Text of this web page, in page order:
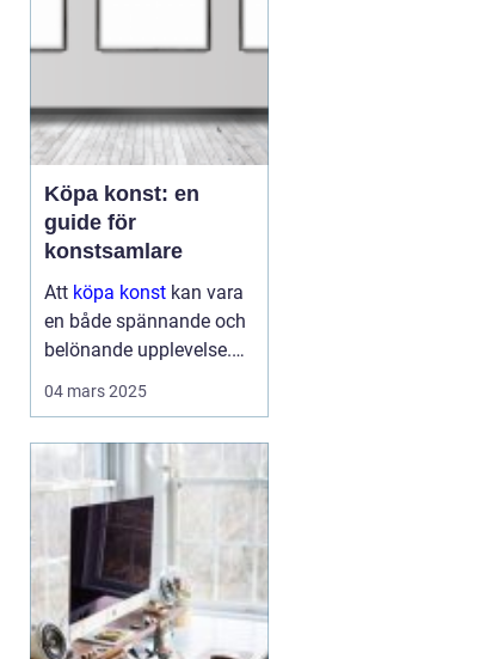
Köpa konst: en
guide för
konstsamlare
Att köpa konst kan vara
en både spännande och
belönande upplevelse.
att investera i något som
u...
04 mars 2025